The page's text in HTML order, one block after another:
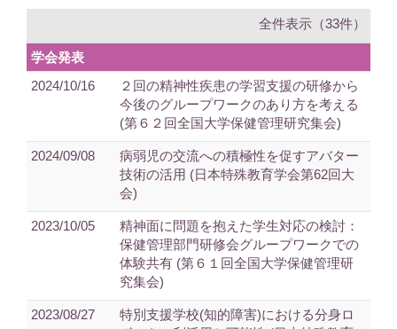
全件表示（33件）
学会発表
2024/10/16
２回の精神性疾患の学習支援の研修から
今後のグループワークのあり方を考える
(第６２回全国大学保健管理研究集会)
2024/09/08
病弱児の交流への積極性を促すアバター
技術の活用 (日本特殊教育学会第62回大
会)
2023/10/05
精神面に問題を抱えた学生対応の検討：
保健管理部門研修会グループワークでの
体験共有 (第６１回全国大学保健管理研
究集会)
2023/08/27
特別支援学校(知的障害)における分身ロ